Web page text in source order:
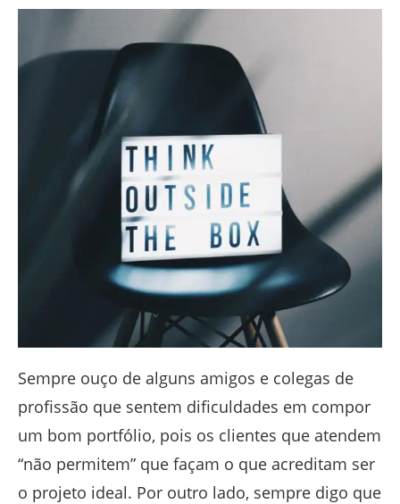
Sempre ouço de alguns amigos e colegas de
profissão que sentem dificuldades em compor
um bom portfólio, pois os clientes que atendem
“não permitem” que façam o que acreditam ser
o projeto ideal. Por outro lado, sempre digo que